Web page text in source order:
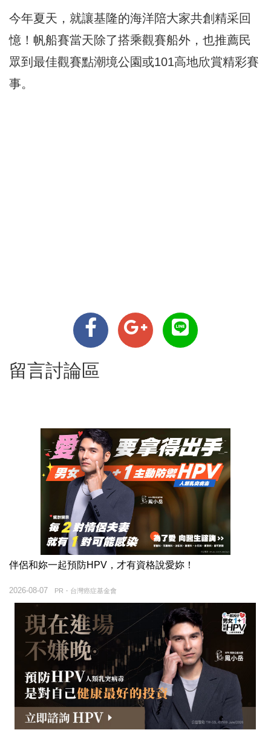
今年夏天，就讓基隆的海洋陪大家共創精采回
憶！帆船賽當天除了搭乘觀賽船外，也推薦民
眾到最佳觀賽點潮境公園或101高地欣賞精彩賽
事。
留言討論區
伴侶和妳一起預防HPV，才有資格說愛妳！
PR・台灣癌症基金會
2026-08-07